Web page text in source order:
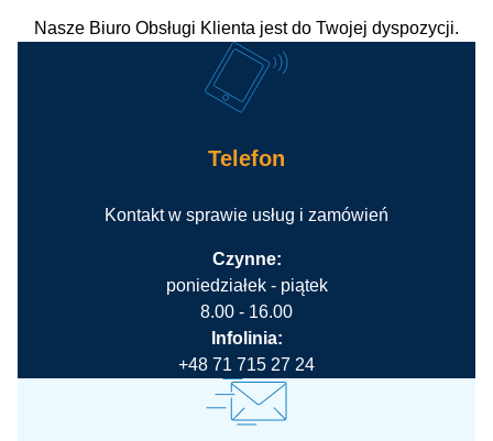
Nasze Biuro Obsługi Klienta jest do Twojej dyspozycji.
Telefon
Kontakt w sprawie usług i zamówień
Czynne:
poniedziałek - piątek
8.00 - 16.00
Infolinia:
+48 71 715 27 24